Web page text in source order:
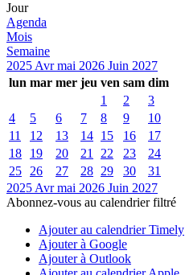
Jour
Agenda
Mois
Semaine
2025 Avrmai 2026 Juin 2027
lun mar mer jeu ven sam dim
1
2
3
4
5 6 7 8 9
10
11
12 13 14 15 16
17
18
19 20 21 22 23
24
25
26 27 28 29 30
31
2025 Avrmai 2026 Juin 2027
Abonnez-vous au calendrier filtré
Ajouter au calendrier Timely
Ajouter à Google
Ajouter à Outlook